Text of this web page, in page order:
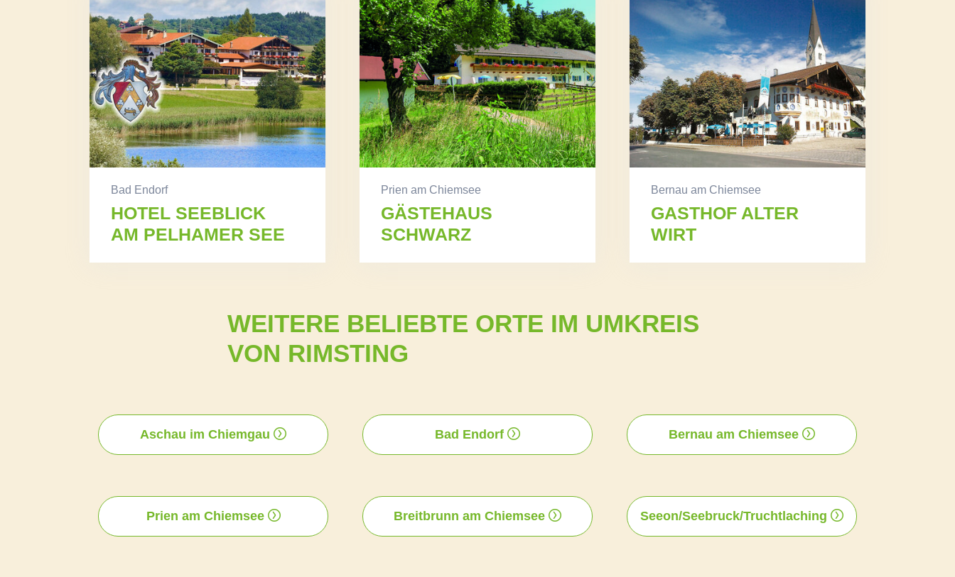
Bad Endorf
HOTEL SEEBLICK
AM PELHAMER SEE
Prien am Chiemsee
GÄSTEHAUS
SCHWARZ
Bernau am Chiemsee
GASTHOF ALTER
WIRT
WEITERE BELIEBTE ORTE IM UMKREIS
VON RIMSTING
Aschau im Chiemgau Bad Endorf Bernau am Chiemsee
Prien am Chiemsee Breitbrunn am Chiemsee Seeon/Seebruck/Truchtlaching